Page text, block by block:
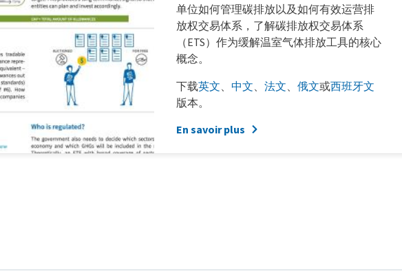
+
metatags
单位如何管理碳排放以及如何有效运营排
放权交易体系，了解碳排放权交易体系
（ETS）作为缓解温室气体排放工具的核心
概念。
下载英文 中文 法文 俄文或西班牙文
版本。
En savoir plus